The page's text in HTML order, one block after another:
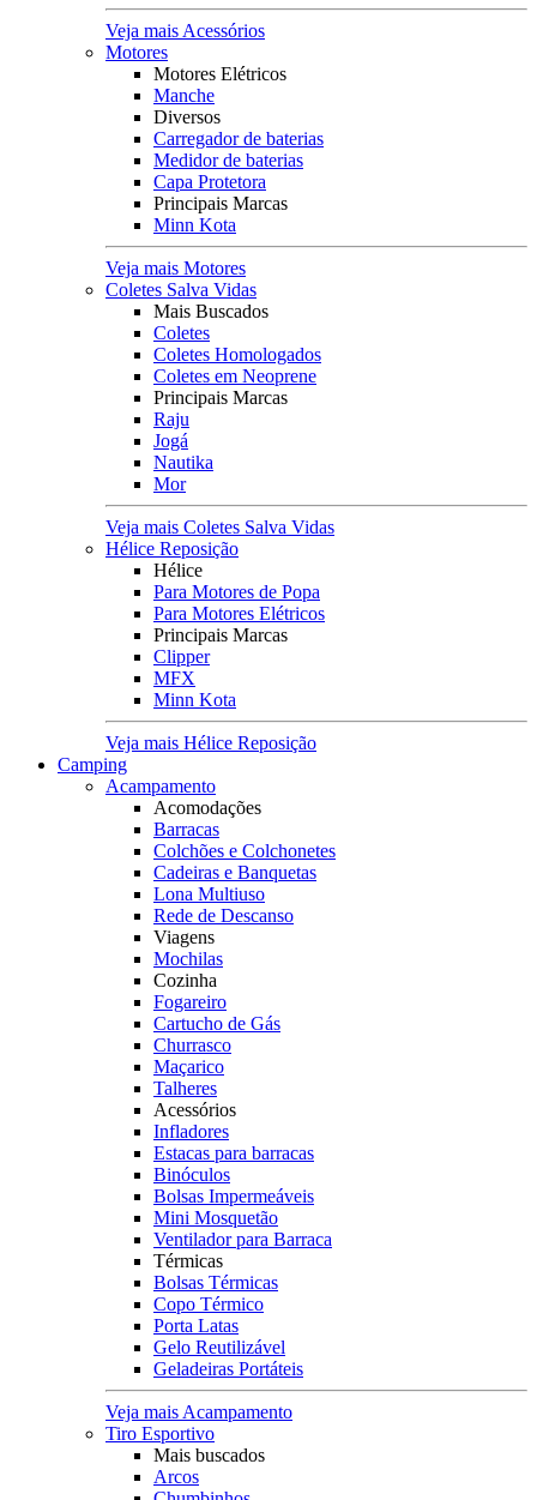
Veja mais Acessórios
Motores
Motores Elétricos
Manche
Diversos
Carregador de baterias
Medidor de baterias
Capa Protetora
Principais Marcas
Minn Kota
Veja mais Motores
Coletes Salva Vidas
Mais Buscados
Coletes
Coletes Homologados
Coletes em Neoprene
Principais Marcas
Raju
Jogá
Nautika
Mor
Veja mais Coletes Salva Vidas
Hélice Reposição
Hélice
Para Motores de Popa
Para Motores Elétricos
Principais Marcas
Clipper
MFX
Minn Kota
Veja mais Hélice Reposição
Camping
Acampamento
Acomodações
Barracas
Colchões e Colchonetes
Cadeiras e Banquetas
Lona Multiuso
Rede de Descanso
Viagens
Mochilas
Cozinha
Fogareiro
Cartucho de Gás
Churrasco
Maçarico
Talheres
Acessórios
Infladores
Estacas para barracas
Binóculos
Bolsas Impermeáveis
Mini Mosquetão
Ventilador para Barraca
Térmicas
Bolsas Térmicas
Copo Térmico
Porta Latas
Gelo Reutilizável
Geladeiras Portáteis
Veja mais Acampamento
Tiro Esportivo
Mais buscados
Arcos